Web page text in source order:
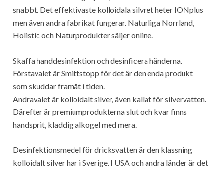
snabbt. Det effektivaste kolloidala silvret heter IONplus
men även andra fabrikat fungerar. Naturliga Norrland,
Holistic och Naturprodukter säljer online.
Skaffa handdesinfektion och desinficera händerna.
Förstavalet är Smittstopp för det är den enda produkt
som skuddar framåt i tiden.
Andravalet är kolloidalt silver, även kallat för silvervatten.
Därefter är premiumprodukterna slut och kvar finns
handsprit, kladdig alkogel med mera.
Desinfektionsmedel för dricksvatten är den klassning
kolloidalt silver har i Sverige. I USA och andra länder är det